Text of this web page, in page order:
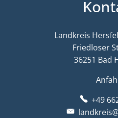
Landkreis
Friedloser
36251 Bad
+49